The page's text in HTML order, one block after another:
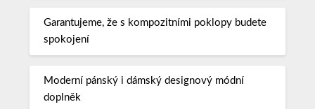
Garantujeme, že s kompozitními poklopy budete
spokojení
Moderní pánský i dámský designový módní
doplněk